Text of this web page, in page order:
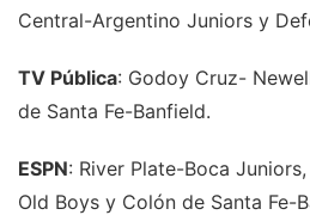
Central-Argentino Juniors y
TV Pública: Godoy Cruz-
de Santa Fe-Banfield.
ESPN: River Plate-Boca
Old Boys y Colón de Santa Fe-